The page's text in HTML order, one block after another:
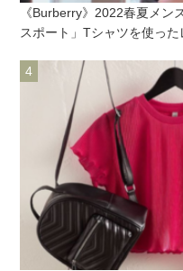
《Burberry》2022春夏メン
スポート」Tシャツを使っ